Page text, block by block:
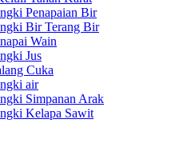
Penapaian Bir
Bir Terang Bir
Wain
Jus
Cuka
air
Simpanan Arak
Kelapa Sawit